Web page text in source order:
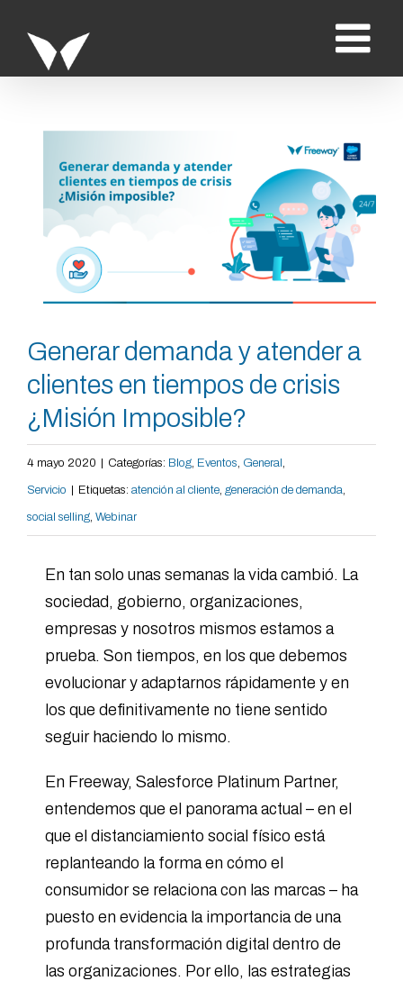
contenido
imagen
más
grande
Generar demanda y atender a
clientes en tiempos de crisis
¿Misión Imposible?
4 mayo 2020 Categorías: Blog, Eventos, General ,
Servicio Etiquetas: atención al cliente, generación de demanda,
social selling, Webinar
En tan solo unas semanas la vida cambió. La
sociedad, gobierno, organizaciones,
empresas y nosotros mismos estamos a
prueba. Son tiempos, en los que debemos
evolucionar y adaptarnos rápidamente y en
los que definitivamente no tiene sentido
seguir haciendo lo mismo.
En Freeway, Salesforce Platinum Partner,
entendemos que el panorama actual – en el
que el distanciamiento social físico está
replanteando la forma en cómo el
consumidor se relaciona con las marcas – ha
puesto en evidencia la importancia de una
profunda transformación digital dentro de
las organizaciones. Por ello, las estrategias